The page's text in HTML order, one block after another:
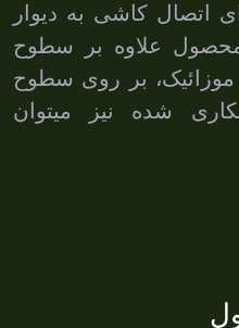
اتصال کاشی به دیوار
علاوه بر سطوح
بر روی سطوح
شده نیز میتوان